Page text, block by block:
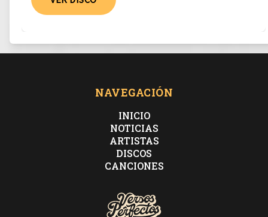
NAVEGACIÓN
INICIO
NOTICIAS
ARTISTAS
DISCOS
CANCIONES